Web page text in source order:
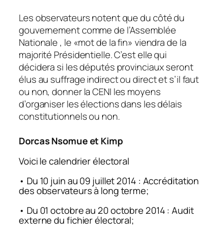
Les observateurs notent que du côté du
gouvernement comme de l’Assemblée
Nationale , le «mot de la fin» viendra de la
majorité Présidentielle. C’est elle qui
décidera si les députés provinciaux seront
élus au suffrage indirect ou direct et s’il faut
ou non, donner la CENI les moyens
d’organiser les élections dans les délais
constitutionnels ou non.
Dorcas Nsomue et Kimp
Voici le calendrier électoral
• Du 10 juin au 09 juillet 2014 : Accréditation
des observateurs à long terme;
• Du 01 octobre au 20 octobre 2014 : Audit
externe du fichier électoral;